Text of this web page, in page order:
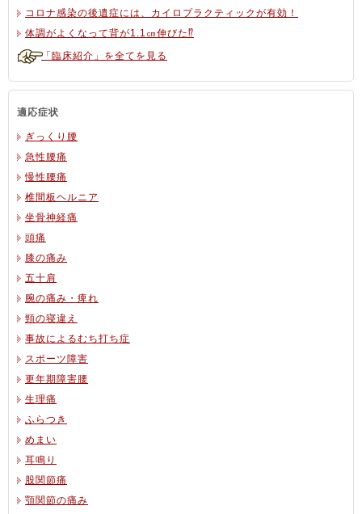
コロナ感染の後遺症には、カイロプラクティックが有効！
体調がよくなって背が1.1㎝伸びた⁉
「臨床紹介」を全てを見る
適応症状
ぎっくり腰
急性腰痛
慢性腰痛
椎間板ヘルニア
坐骨神経痛
頭痛
膝の痛み
五十肩
腕の痛み・痺れ
頸の寝違え
事故によるむち打ち症
スポーツ障害
更年期障害腰
生理痛
ふらつき
めまい
耳鳴り
股関節痛
顎関節の痛み